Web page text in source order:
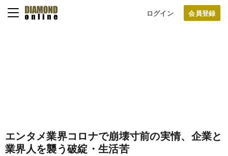
ログイン
エンタメ業界コロナで崩壊寸前の実情、企業と
業界人を襲う破綻・生活苦